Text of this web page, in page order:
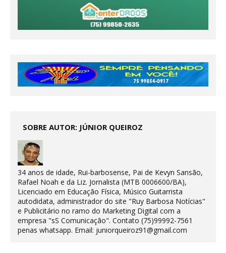
SOBRE AUTOR: JÚNIOR QUEIROZ
34 anos de idade, Rui-barbosense, Pai de Kevyn Sansão,
Rafael Noah e da Liz. Jornalista (MTB 0006600/BA),
Licenciado em Educação Física, Músico Guitarrista
autodidata, administrador do site "Ruy Barbosa Notícias"
e Publicitário no ramo do Marketing Digital com a
empresa "sS Comunicação". Contato (75)99992-7561
penas whatsapp. Email: juniorqueiroz91@gmail.com